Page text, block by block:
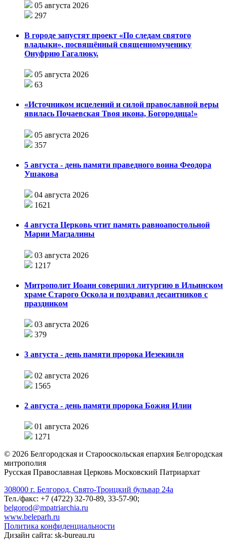
05 августа 2026
297
В городе запустят проект «По следам святого
владыки», посвящённый священномученику
Онуфрию Гагалюку.
05 августа 2026
63
«Источником исцелений и силой православной веры
явилась Почаевская Твоя икона, Богородица!»
05 августа 2026
357
5 августа - день памяти праведного воина Феодора
Ушакова
04 августа 2026
1621
4 августа Церковь чтит память равноапостольной
Марии Магдалины
03 августа 2026
1217
Митрополит Иоанн совершил литургию в Ильинском
храме Старого Оскола и поздравил десантников с
праздником
03 августа 2026
379
3 августа - день памяти пророка Иезекииля
02 августа 2026
1565
2 августа - день памяти пророка Божия Илии
01 августа 2026
1271
© 2026 Белгородская и Старооскольская епархия Белгородская
митрополия
Русская Православная Церковь Московский Патриархат
308000 г. Белгород, Свято-Троицкий бульвар 24а
Тел./факс: +7 (4722) 32-70-89, 33-57-90;
belgorod@mpatriarchia.ru
www.beleparh.ru
Политика конфиденциальности
Дизайн сайта: sk-bureau.ru